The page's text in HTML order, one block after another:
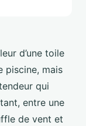
d’une toile
piscine, mais
qui
entre une
de vent et